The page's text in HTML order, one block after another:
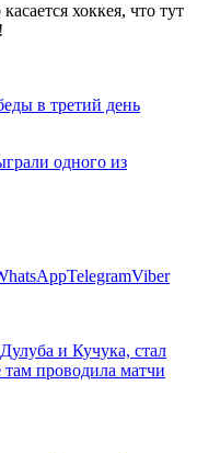
в третий день
одного из
TelegramViber
и Кучука, стал
проводила матчи